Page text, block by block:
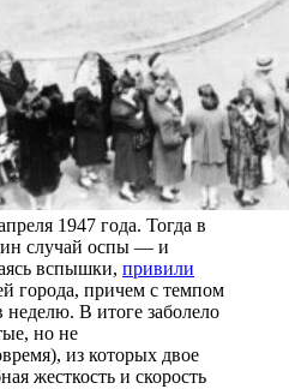
1947 года. Тогда в
случай оспы — и
вспышки, привили
города, причем с темпом
В итоге заболело
но не
из которых двое
жесткость и скорость